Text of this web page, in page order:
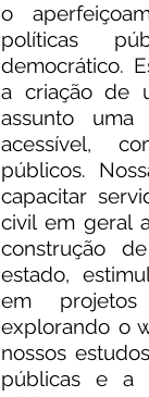
o
políticas
democrático.
a criação de
assunto uma
acessível,
públicos.
capacitar
civil em geral
construção
estado,
em projetos
explorando o
nossos
públicas e a